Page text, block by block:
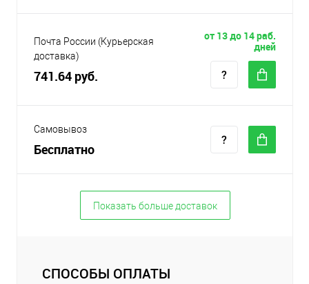
Почта России (Курьерская
доставка)
741.64 руб.
от 13 до 14 раб.
дней
Самовывоз
Бесплатно
Показать больше доставок
СПОСОБЫ ОПЛАТЫ